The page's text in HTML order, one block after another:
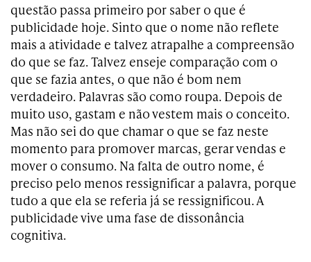
questão passa primeiro por saber o que é
publicidade hoje. Sinto que o nome não reflete
mais a atividade e talvez atrapalhe a compreensão
do que se faz. Talvez enseje comparação com o
que se fazia antes, o que não é bom nem
verdadeiro. Palavras são como roupa. Depois de
muito uso, gastam e não vestem mais o conceito.
Mas não sei do que chamar o que se faz neste
momento para promover marcas, gerar vendas e
mover o consumo. Na falta de outro nome, é
preciso pelo menos ressignificar a palavra, porque
tudo a que ela se referia já se ressignificou. A
publicidade vive uma fase de dissonância
cognitiva.